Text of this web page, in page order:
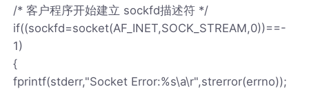
/* 客户程序开始建立 sockfd描述符 */
if((sockfd=socket(AF_INET,SOCK_STREAM,0))==-
1)
{
fprintf(stderr,"Socket Error:%s\a\r",strerror(errno));